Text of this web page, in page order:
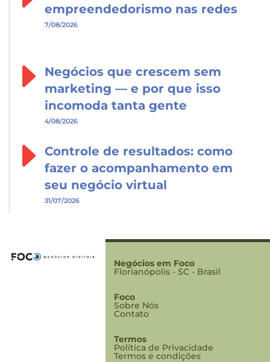
empreendedorismo nas redes
7/08/2026
Negócios que crescem sem
marketing — e por que isso
incomoda tanta gente
4/08/2026
Controle de resultados: como
fazer o acompanhamento em
seu negócio virtual
31/07/2026
Negócios em Foco
Florianópolis - SC - Brasil
Foco
Sobre Nós
Contato
Termos
Política de Privacidade
Termos e condições